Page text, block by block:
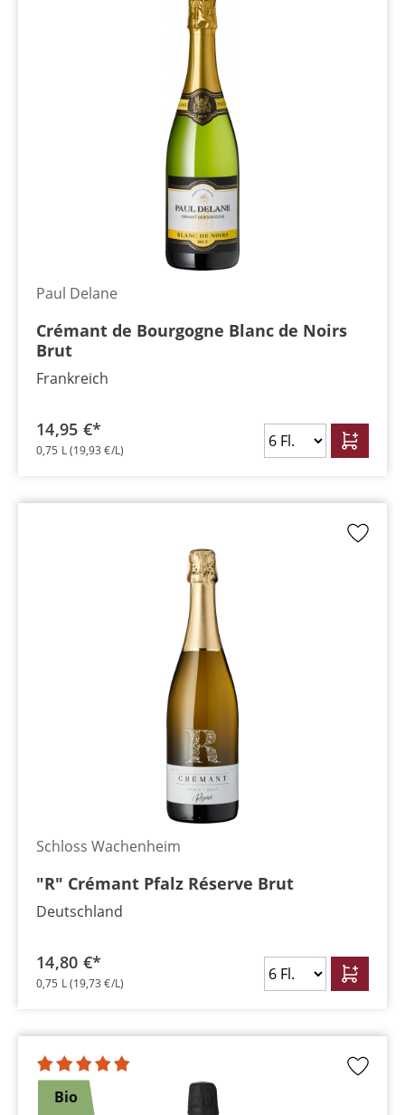
Paul Delane
Crémant de Bourgogne Blanc de Noirs
Brut
Frankreich
14,95 €*
0,75 L(19,93 €/L)
Schloss Wachenheim
"R" Crémant Pfalz Réserve Brut
Deutschland
14,80 €*
0,75 L(19,73 €/L)
Bio